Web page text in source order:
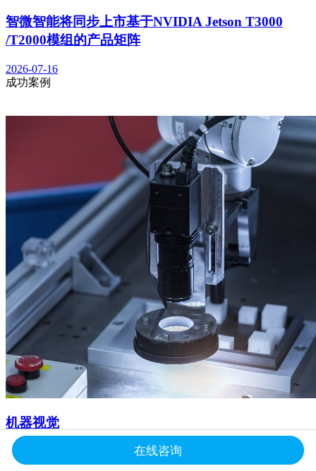
智微智能将同步上市基于NVIDIA Jetson T3000
/T2000模组的产品矩阵
2026-07-16
成功案例
机器视觉
在线咨询